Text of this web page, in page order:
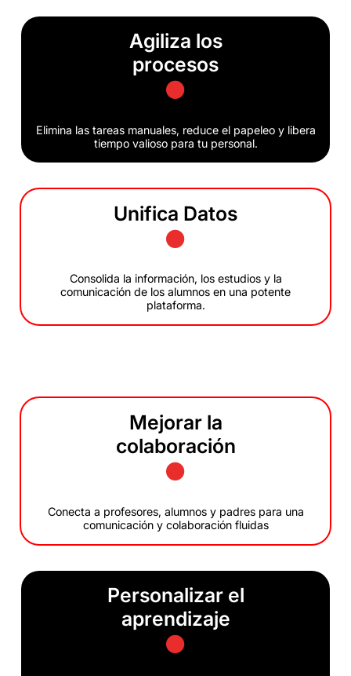
Agiliza los
procesos
Elimina las tareas manuales, reduce el papeleo y libera
tiempo valioso para tu personal.
Unifica Datos
Consolida la información, los estudios y la
comunicación de los alumnos en una potente
plataforma.
Mejorar la
colaboración
Conecta a profesores, alumnos y padres para una
comunicación y colaboración fluidas
Personalizar el
aprendizaje